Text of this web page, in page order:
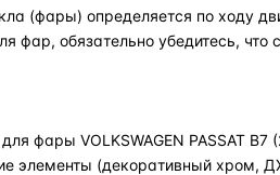
(фары) определяется по ходу
фар, обязательно убедитесь, что
фары VOLKSWAGEN PASSAT
элементы (декоративный хром,